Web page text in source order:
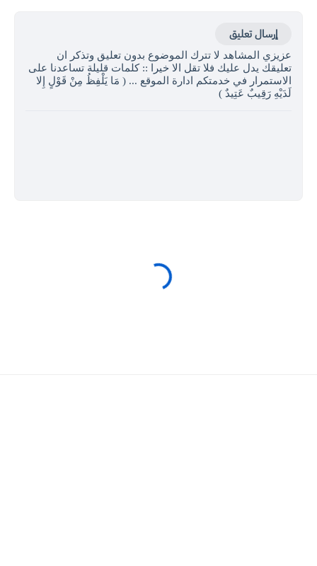
إرسال تعليق
عزيزي المشاهد لا تترك الموضوع بدون تعليق وتذكر ان
تعليقك يدل عليك فلا تقل الا خيرا :: كلمات قليلة تساعدنا على
الاستمرار في خدمتكم ادارة الموقع ... ( مَا يَلْفِظُ مِنْ قَوْلٍ إِلا
لَدَيْهِ رَقِيبٌ عَتِيدٌ )